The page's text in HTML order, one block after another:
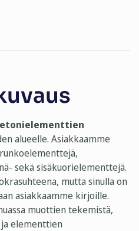
alueelle. Asiakkaamme
sekä sisäkuorielementtejä.
mutta sinulla on
asiakkaamme kirjoille.
muottien tekemistä,
elementtien